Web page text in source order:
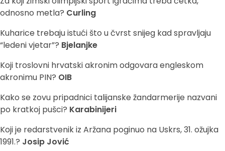
odnosno metla? Curling
Kuharice trebaju istući što u čvrst snijeg kad spravljaju
“ledeni vjetar”? Bjelanjke
Koji troslovni hrvatski akronim odgovara engleskom
akronimu PIN? OIB
Kako se zovu pripadnici talijanske žandarmerije nazvani
po kratkoj pušci? Karabinijeri
Koji je redarstvenik iz Aržana poginuo na Uskrs, 31. ožujka
1991.? Josip Jović